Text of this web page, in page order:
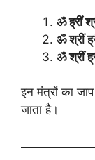
ॐ ह्रीं
ॐ श्रीं
ॐ श्रीं
इन मंत्रों का
जाता है।